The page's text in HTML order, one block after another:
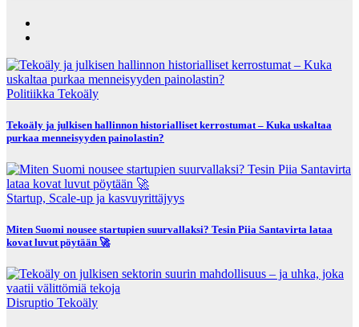
Politiikka Tekoäly
Tekoäly ja julkisen hallinnon historialliset kerrostumat – Kuka uskaltaa
purkaa menneisyyden painolastin?
Startup, Scale-up ja kasvuyrittäjyys
Miten Suomi nousee startupien suurvallaksi? Tesin Piia Santavirta lataa
kovat luvut pöytään 🚀
Disruptio Tekoäly